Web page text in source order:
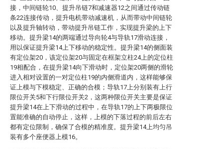
接，中间链轮10、提升吊链7和减速器12之间通过传动链
条22连接传动，提升电机带动减速机，从而带动中间链轮
以及提升轴转动，带动提升吊链工作，实现提升梁的上下
移动。提升梁14的两端通过导向轮4与导轨17滑动连接，
用以保证提升梁14上下移动的稳定性。提升梁14的侧面装
有定位架20，该定位架20与固定在框架立柱24上的定位柱
19相配合，在提升梁14向下滑动时，定位架20两侧的滑轮
进入相对设置的一对定位柱19的内侧滑道内，这样能够保
证上模与下模稳定、正确的合模；导轨17上分别装有上行
限位开关5和下行限位开关2，这两种限位开关主要是保证
提升梁14在上下滑动的过程中，在导轨17的上下两极限位
置能准确的自动停止，这样，上模的下落过程的前后左右
都有定位限制，确保了合模的精准度。提升梁14上均匀吊
装有多个座便器上模16。